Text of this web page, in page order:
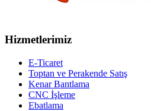
Hizmetlerimiz
E-Ticaret
Toptan ve Perakende Satış
Kenar Bantlama
CNC İşleme
Ebatlama